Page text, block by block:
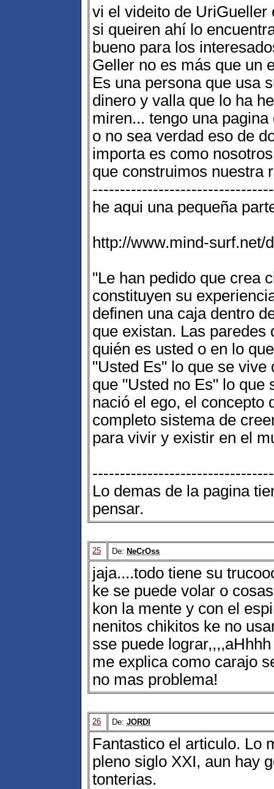
vi el videito de UriGueller
si queiren ahí lo
bueno para los
Geller no es más que un
Es una persona que usa
dinero y valla que lo ha
miren... tengo una
o no sea verdad eso de
importa es como
que construimos nuestra
he aqui una pequeña
http://www.mind-surf.net/
"Le han pedido que crea
constituyen su
definen una caja dentro
que existan. Las paredes
quién es usted o en lo
"Usted Es" lo que se
que "Usted no Es" lo que
nació el ego, el concepto
completo sistema de
para vivir y existir en el
Lo demas de la pagina
pensar.
25 De: NeCrOss
jaja....todo tiene su
ke se puede volar o
kon la mente y con el
nenitos chikitos ke no
sse puede
me explica como carajo
no mas problema!
26 De: JORDI
Fantastico el articulo. Lo
pleno siglo XXI, aun hay
tonterias.